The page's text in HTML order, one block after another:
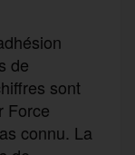
de
sont
Force
connu. La